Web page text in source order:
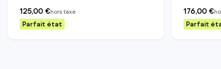
125,00 €hors taxe
Parfait état
176,00 €
Parfait